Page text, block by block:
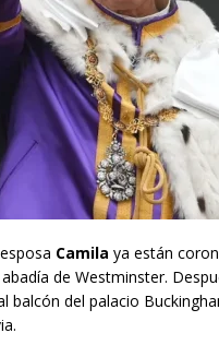
Camila ya están
de Westminster.
balcón del palacio